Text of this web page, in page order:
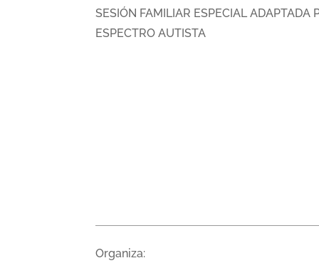
SESIÓN FAMILIAR ESPECIAL ADAPTADA
ESPECTRO AUTISTA
Organiza: